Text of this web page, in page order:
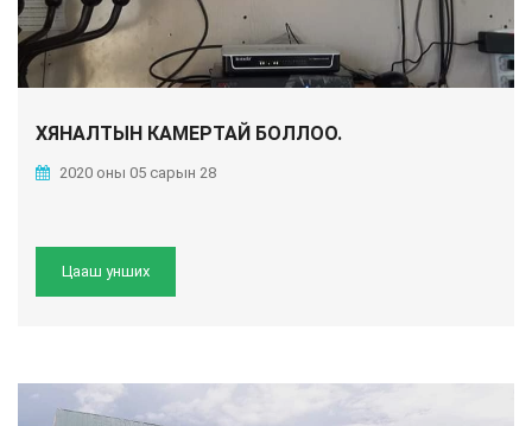
ХЯНАЛТЫН КАМЕРТАЙ БОЛЛОО.
2020 оны 05 сарын 28
Цааш унших